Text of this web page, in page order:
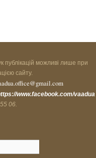
публікацій можливі лише при
сайту.
www.facebook.com/vaadua
06.